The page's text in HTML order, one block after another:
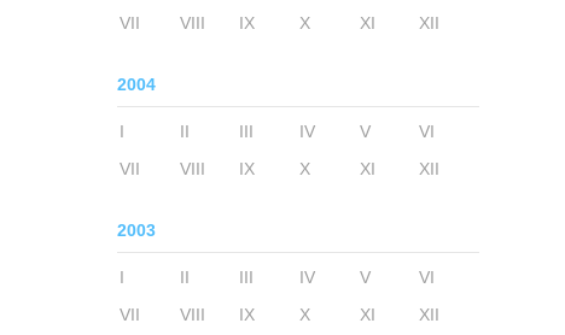
VII
VIII IX X XI XII
2004
I II III IV V
VI
VII
VIII IX X XI XII
2003
I II III IV V
VI
VII
VIII IX X XI XII